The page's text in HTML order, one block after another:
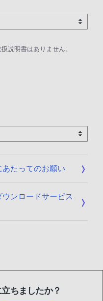
説明書はありません。
たってのお願い
ンロードサービス
ちましたか？